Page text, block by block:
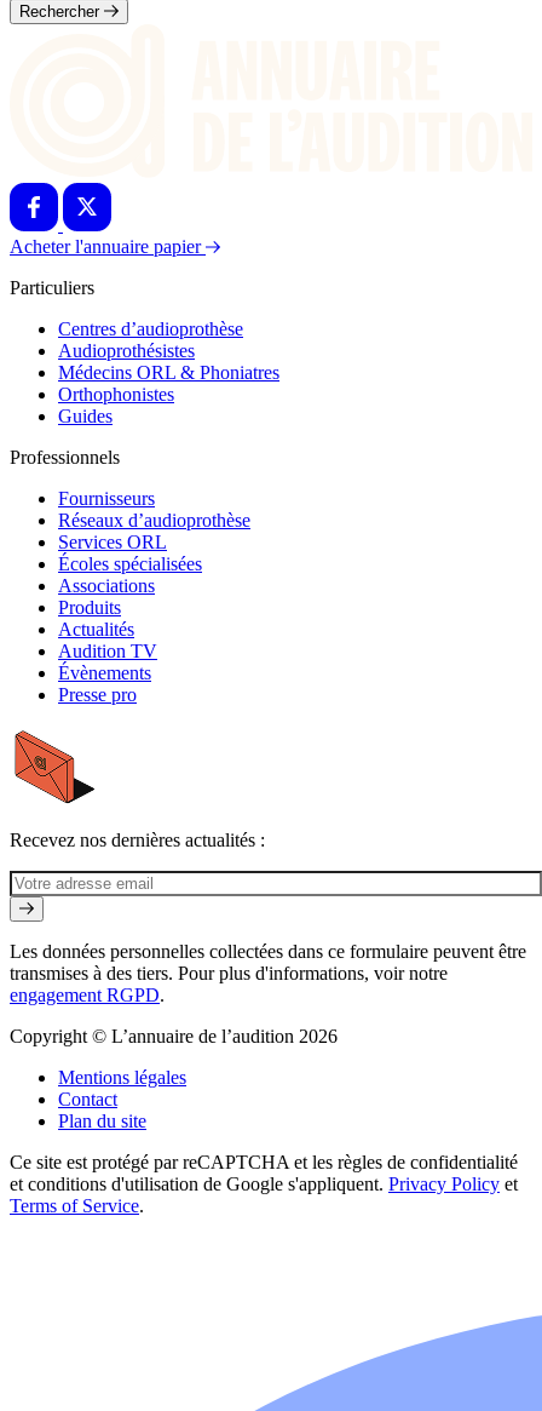
Rechercher
Acheter l'annuaire papier
Particuliers
Centres d’audioprothèse
Audioprothésistes
Médecins ORL & Phoniatres
Orthophonistes
Guides
Professionnels
Fournisseurs
Réseaux d’audioprothèse
Services ORL
Écoles spécialisées
Associations
Produits
Actualités
Audition TV
Évènements
Presse pro
Recevez nos dernières actualités :
Les données personnelles collectées dans ce formulaire peuvent être
transmises à des tiers. Pour plus d'informations, voir notre
engagement RGPD.
Copyright © L’annuaire de l’audition 2026
Mentions légales
Contact
Plan du site
Ce site est protégé par reCAPTCHA et les règles de confidentialité
et conditions d'utilisation de Google s'appliquent. Privacy Policy et
Terms of Service.